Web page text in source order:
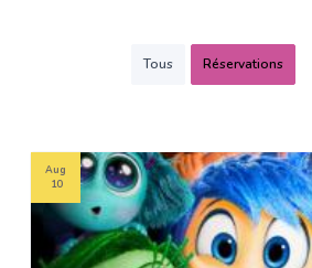
Tous Réservations
Aug
10